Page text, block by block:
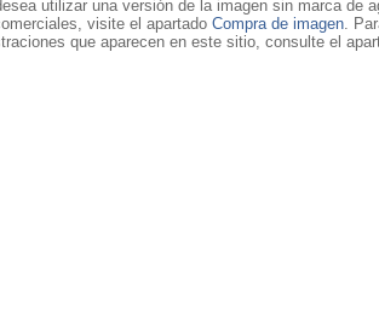
utilizar una versión de la imagen sin marca de
visite el apartado Compra de imagen.
que aparecen en este sitio, consulte el